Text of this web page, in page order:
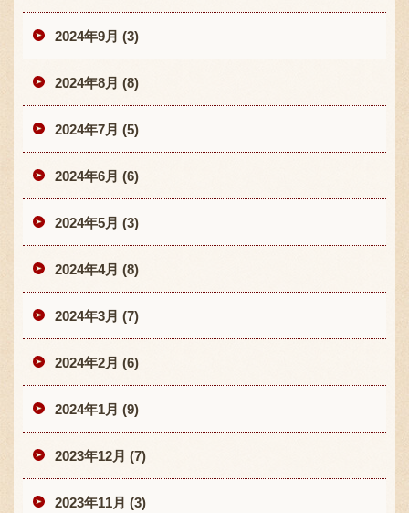
2024年9月 (3)
2024年8月 (8)
2024年7月 (5)
2024年6月 (6)
2024年5月 (3)
2024年4月 (8)
2024年3月 (7)
2024年2月 (6)
2024年1月 (9)
2023年12月 (7)
2023年11月 (3)